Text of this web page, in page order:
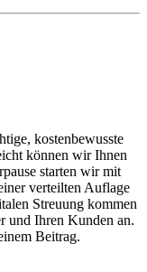
kostenbewusste
können wir Ihnen
starten wir mit
verteilten Auflage
Streuung kommen
und Ihren Kunden an.
Beitrag.